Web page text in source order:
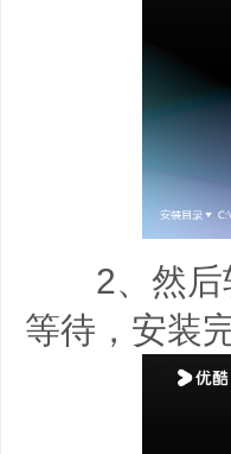
2、然后软
等待，安装